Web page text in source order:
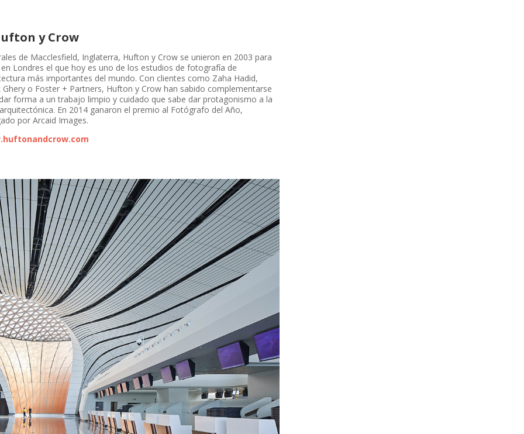
y Crow
de Macclesfield, Inglaterra, Hufton y Crow se unieron en 2003 para
Londres el que hoy es uno de los estudios de fotografía de
más importantes del mundo. Con clientes como Zaha Hadid,
Ghery o Foster + Partners, Hufton y Crow han sabido complementarse
forma a un trabajo limpio y cuidado que sabe dar protagonismo a la
En 2014 ganaron el premio al Fotógrafo del Año,
por Arcaid Images.